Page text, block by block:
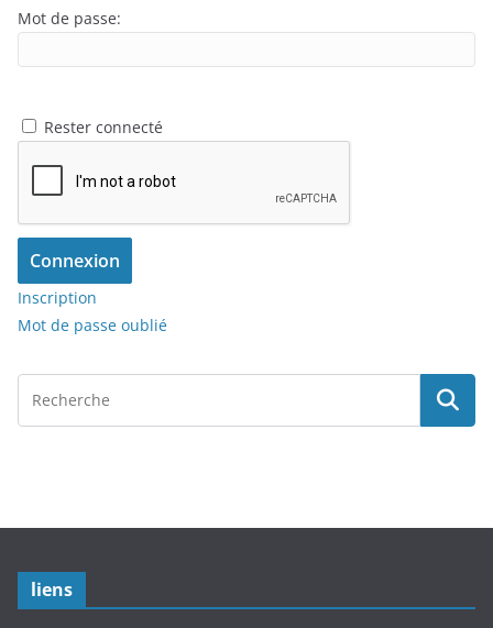
Mot de passe:
Rester connecté
Connexion
Inscription
Mot de passe oublié
liens